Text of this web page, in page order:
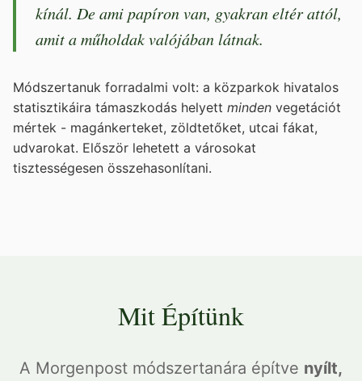
kínál. De ami papíron van, gyakran eltér attól,
amit a műholdak valójában látnak.
Módszertanuk forradalmi volt: a közparkok hivatalos
statisztikáira támaszkodás helyett minden vegetációt
mértek - magánkerteket, zöldtetőket, utcai fákat,
udvarokat. Először lehetett a városokat
tisztességesen összehasonlítani.
Mit Építünk
A Morgenpost módszertanára építve nyílt,